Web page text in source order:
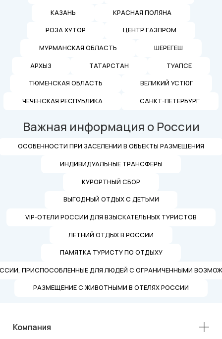
КАЗАНЬ КРАСНАЯ ПОЛЯНА
РОЗА ХУТОР ЦЕНТР ГАЗПРОМ
МУРМАНСКАЯ ОБЛАСТЬ ШЕРЕГЕШ
АРХЫЗ ТАТАРСТАН ТУАПСЕ
ТЮМЕНСКАЯ ОБЛАСТЬ ВЕЛИКИЙ УСТЮГ
ЧЕЧЕНСКАЯ РЕСПУБЛИКА САНКТ-ПЕТЕРБУРГ
Важная информация о России
ОСОБЕННОСТИ ПРИ ЗАСЕЛЕНИИ В ОБЪЕКТЫ РАЗМЕЩЕНИЯ
ИНДИВИДУАЛЬНЫЕ ТРАНСФЕРЫ
КУРОРТНЫЙ СБОР
ВЫГОДНЫЙ ОТДЫХ С ДЕТЬМИ
VIP-ОТЕЛИ РОССИИ ДЛЯ ВЗЫСКАТЕЛЬНЫХ ТУРИСТОВ
ЛЕТНИЙ ОТДЫХ В РОССИИ
ПАМЯТКА ТУРИСТУ ПО ОТДЫХУ
ПРИСПОСОБЛЕННЫЕ ДЛЯ ЛЮДЕЙ С ОГРАНИЧЕННЫМИ
РАЗМЕЩЕНИЕ С ЖИВОТНЫМИ В ОТЕЛЯХ РОССИИ
Компания